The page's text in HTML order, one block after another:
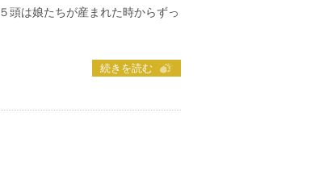
頭は娘たちが産まれた時からずっ
続きを読む